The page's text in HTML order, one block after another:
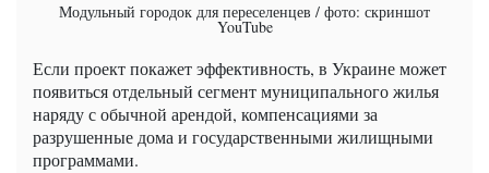
Модульный городок для переселенцев / фото: скриншот
YouTube
Если проект покажет эффективность, в Украине может
появиться отдельный сегмент муниципального жилья
наряду с обычной арендой, компенсациями за
разрушенные дома и государственными жилищными
программами.